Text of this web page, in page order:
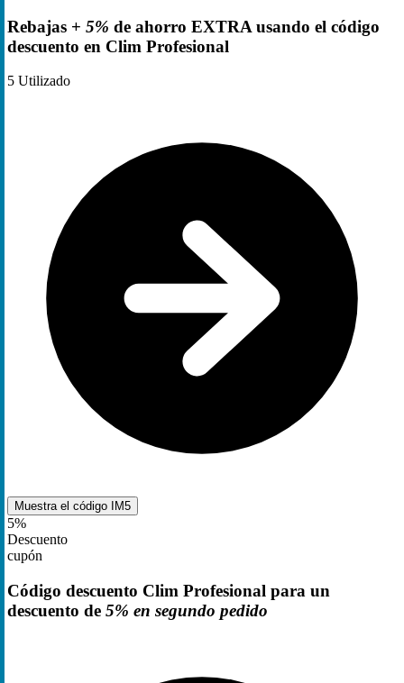
Rebajas + 5% de ahorro EXTRA usando el código
descuento en Clim Profesional
5 Utilizado
Muestra el código IM5
5%
Descuento
cupón
Código descuento Clim Profesional para un
descuento de 5% en segundo pedido